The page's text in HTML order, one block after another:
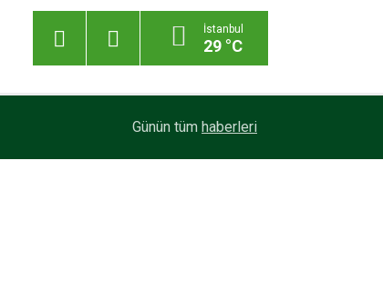
İstanbul
29 °C
Günün tüm haberleri